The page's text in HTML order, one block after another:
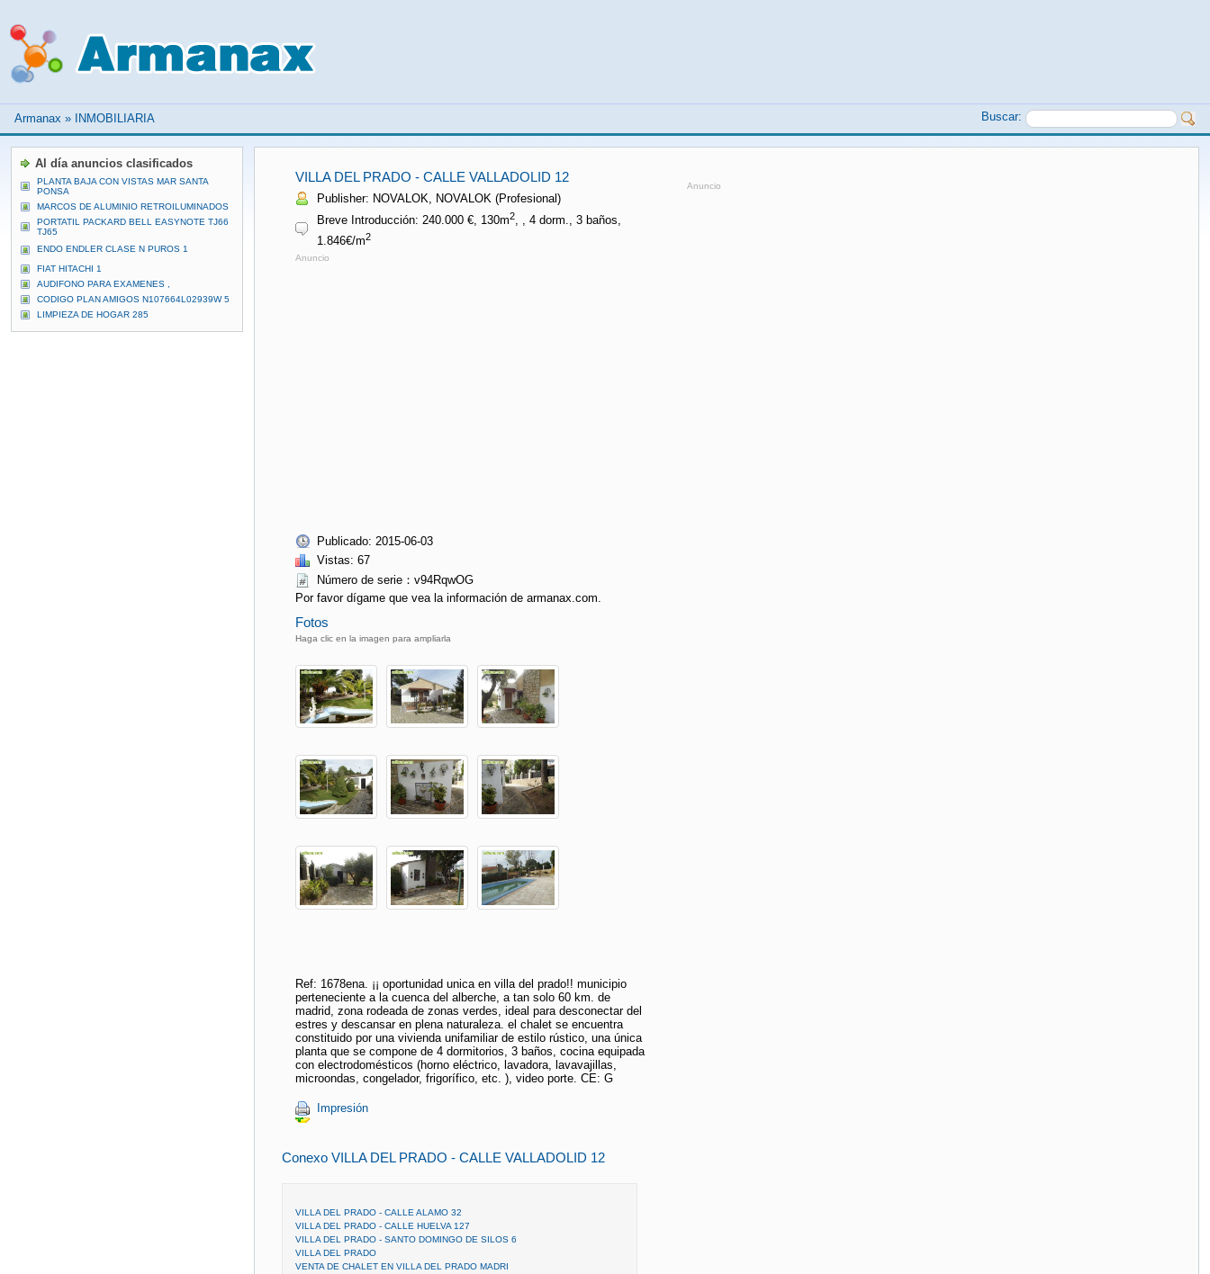
Armanax » INMOBILIARIA Buscar:
VILLA DEL PRADO - CALLE VALLADOLID 12
Publisher: NOVALOK, NOVALOK (Profesional)
Breve Introducción: 240.000 €, 130m2, , 4 dorm., 3 baños,
1.846€/m2
Anuncio
Publicado: 2015-06-03
Vistas: 67
Número de serie：v94RqwOG
Por favor dígame que vea la información de armanax.com.
Fotos
Haga clic en la imagen para ampliarla
Ref: 1678ena. ¡¡ oportunidad unica en villa del prado!! municipio
perteneciente a la cuenca del alberche, a tan solo 60 km. de
madrid, zona rodeada de zonas verdes, ideal para desconectar del
estres y descansar en plena naturaleza. el chalet se encuentra
constituido por una vivienda unifamiliar de estilo rústico, una única
planta que se compone de 4 dormitorios, 3 baños, cocina equipada
con electrodomésticos (horno eléctrico, lavadora, lavavajillas,
microondas, congelador, frigorífico, etc. ), video porte. CE: G
Impresión
Anuncio
Conexo VILLA DEL PRADO - CALLE VALLADOLID 12
VILLA DEL PRADO - CALLE ALAMO 32
VILLA DEL PRADO - CALLE HUELVA 127
VILLA DEL PRADO - SANTO DOMINGO DE SILOS 6
VILLA DEL PRADO
VENTA DE CHALET EN VILLA DEL PRADO MADRI
Al día anuncios clasificados
PLANTA BAJA CON VISTAS MAR SANTA
PONSA
MARCOS DE ALUMINIO RETROILUMINADOS
PORTATIL PACKARD BELL EASYNOTE TJ66
TJ65
ENDO ENDLER CLASE N PUROS 1
FIAT HITACHI 1
AUDIFONO PARA EXAMENES ,
CODIGO PLAN AMIGOS N107664L02939W 5
LIMPIEZA DE HOGAR 285